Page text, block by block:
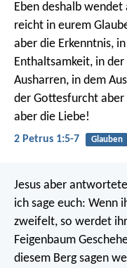
Eben deshalb
reicht in eurem
aber die Erkenntnis,
Enthaltsamkeit, in
Ausharren, in dem
der Gottesfurcht
aber die Liebe!
2 Petrus 1:5-7 Glauben
Jesus aber
ich sage euch: Wenn
zweifelt, so werdet
Feigenbaum
diesem Berg sagen